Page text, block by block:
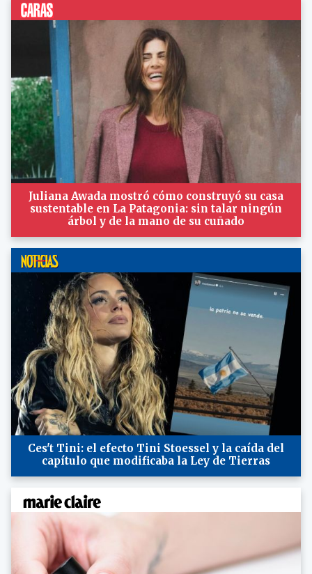
Juliana Awada mostró cómo construyó su casa
sustentable en La Patagonia: sin talar ningún
árbol y de la mano de su cuñado
Ces't Tini: el efecto Tini Stoessel y la caída del
capítulo que modificaba la Ley de Tierras